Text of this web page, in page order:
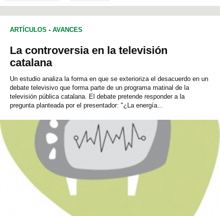
ARTÍCULOS - AVANCES
La controversia en la televisión
catalana
Un estudio analiza la forma en que se exterioriza el desacuerdo en un
debate televisivo que forma parte de un programa matinal de la
televisión pública catalana. El debate pretende responder a la
pregunta planteada por el presentador: "¿La energía...